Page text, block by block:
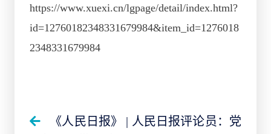
https://www.xuexi.cn/lgpage/detail/index.html?
id=12760182348331679984&item_id=1276018
2348331679984
《人民日报》 | 人民日报评论员：党